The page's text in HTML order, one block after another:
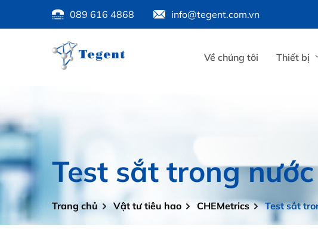
089 616 4868 info@tegent.com.vn
Về chúng tôi Thiết bị
Test sắt trong
Trang chủ Vật tư tiêu hao CHEMetrics Test sắt